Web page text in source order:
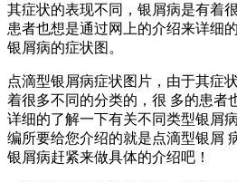
其症状的表现不同，银屑病是有着
患者也想是通过网上的介绍来详细
银屑病的症状图。
点滴型银屑病症状图片，由于其症
着很多不同的分类的，很 多的患者
详细的了解一下有关不同类型银屑
编所要给您介绍的就是点滴型银屑
银屑病赶紧来做具体的介绍吧！